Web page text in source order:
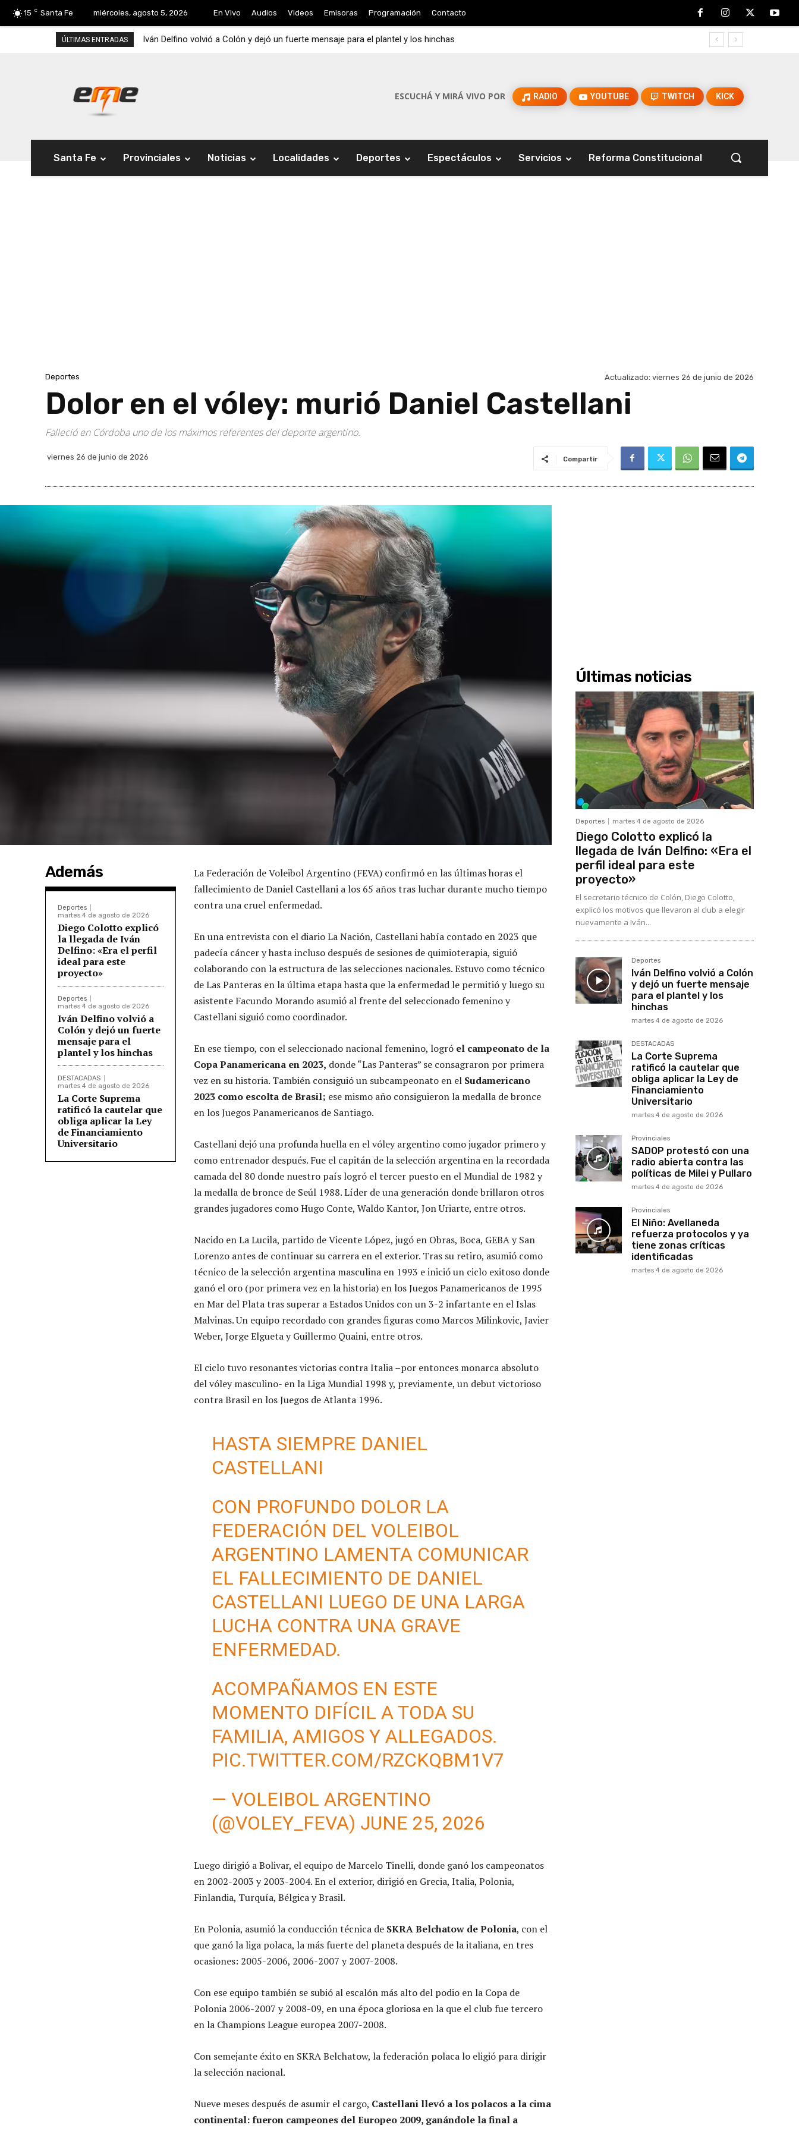
15 C Santa Fe miércoles, agosto 5, 2026 En Vivo Audios Videos Emisoras Programación Contacto
ÚLTIMAS ENTRADAS Iván Delfino volvió a Colón y dejó un fuerte mensaje para el plantel y los hinchas
ESCUCHÁ Y MIRÁ VIVO POR RADIO YOUTUBE TWITCH KICK
Santa Fe Provinciales Noticias Localidades Deportes Espectáculos Servicios Reforma Constitucional
Deportes Actualizado: viernes 26 de junio de 2026
Dolor en el vóley: murió Daniel Castellani
Falleció en Córdoba uno de los máximos referentes del deporte argentino.
viernes 26 de junio de 2026 Compartir
Además
Deportes
martes 4 de agosto de 2026
Diego Colotto explicó
la llegada de Iván
Delfino: «Era el perfil
ideal para este
proyecto»
Deportes
martes 4 de agosto de 2026
Iván Delfino volvió a
Colón y dejó un fuerte
mensaje para el
plantel y los hinchas
DESTACADAS
martes 4 de agosto de 2026
La Corte Suprema
ratificó la cautelar que
obliga aplicar la Ley
de Financiamiento
Universitario
La Federación de Voleibol Argentino (FEVA) confirmó en las últimas horas el
fallecimiento de Daniel Castellani a los 65 años tras luchar durante mucho tiempo
contra una cruel enfermedad.
En una entrevista con el diario La Nación, Castellani había contado en 2023 que
padecía cáncer y hasta incluso después de sesiones de quimioterapia, siguió
colaborando con la estructura de las selecciones nacionales. Estuvo como técnico
de Las Panteras en la última etapa hasta que la enfermedad le permitió y luego su
asistente Facundo Morando asumió al frente del seleccionado femenino y
Castellani siguió como coordinador.
En ese tiempo, con el seleccionado nacional femenino, logró el campeonato de la
Copa Panamericana en 2023, donde “Las Panteras” se consagraron por primera
vez en su historia. También consiguió un subcampeonato en el Sudamericano
2023 como escolta de Brasil; ese mismo año consiguieron la medalla de bronce
en los Juegos Panamericanos de Santiago.
Castellani dejó una profunda huella en el vóley argentino como jugador primero y
como entrenador después. Fue el capitán de la selección argentina en la recordada
camada del 80 donde nuestro país logró el tercer puesto en el Mundial de 1982 y
la medalla de bronce de Seúl 1988. Líder de una generación donde brillaron otros
grandes jugadores como Hugo Conte, Waldo Kantor, Jon Uriarte, entre otros.
Nacido en La Lucila, partido de Vicente López, jugó en Obras, Boca, GEBA y San
Lorenzo antes de continuar su carrera en el exterior. Tras su retiro, asumió como
técnico de la selección argentina masculina en 1993 e inició un ciclo exitoso donde
ganó el oro (por primera vez en la historia) en los Juegos Panamericanos de 1995
en Mar del Plata tras superar a Estados Unidos con un 3-2 infartante en el Islas
Malvinas. Un equipo recordado con grandes figuras como Marcos Milinkovic, Javier
Weber, Jorge Elgueta y Guillermo Quaini, entre otros.
El ciclo tuvo resonantes victorias contra Italia –por entonces monarca absoluto
del vóley masculino- en la Liga Mundial 1998 y, previamente, un debut victorioso
contra Brasil en los Juegos de Atlanta 1996.
HASTA SIEMPRE DANIEL
CASTELLANI
CON PROFUNDO DOLOR LA
FEDERACIÓN DEL VOLEIBOL
ARGENTINO LAMENTA COMUNICAR
EL FALLECIMIENTO DE DANIEL
CASTELLANI LUEGO DE UNA LARGA
LUCHA CONTRA UNA GRAVE
ENFERMEDAD.
ACOMPAÑAMOS EN ESTE
MOMENTO DIFÍCIL A TODA SU
FAMILIA, AMIGOS Y ALLEGADOS.
PIC.TWITTER.COM/RZCKQBM1V7
— VOLEIBOL ARGENTINO
(@VOLEY_FEVA) JUNE 25, 2026
Luego dirigió a Bolivar, el equipo de Marcelo Tinelli, donde ganó los campeonatos
en 2002-2003 y 2003-2004. En el exterior, dirigió en Grecia, Italia, Polonia,
Finlandia, Turquía, Bélgica y Brasil.
En Polonia, asumió la conducción técnica de SKRA Belchatow de Polonia, con el
que ganó la liga polaca, la más fuerte del planeta después de la italiana, en tres
ocasiones: 2005-2006, 2006-2007 y 2007-2008.
Con ese equipo también se subió al escalón más alto del podio en la Copa de
Polonia 2006-2007 y 2008-09, en una época gloriosa en la que el club fue tercero
en la Champions League europea 2007-2008.
Con semejante éxito en SKRA Belchatow, la federación polaca lo eligió para dirigir
la selección nacional.
Nueve meses después de asumir el cargo, Castellani llevó a los polacos a la cima
continental: fueron campeones del Europeo 2009, ganándole la final a
Últimas noticias
Deportes martes 4 de agosto de 2026
Diego Colotto explicó la
llegada de Iván Delfino: «Era el
perfil ideal para este
proyecto»
El secretario técnico de Colón, Diego Colotto,
explicó los motivos que llevaron al club a elegir
nuevamente a Iván...
Deportes
Iván Delfino volvió a Colón
y dejó un fuerte mensaje
para el plantel y los
hinchas
martes 4 de agosto de 2026
DESTACADAS
La Corte Suprema
ratificó la cautelar que
obliga aplicar la Ley de
Financiamiento
Universitario
martes 4 de agosto de 2026
Provinciales
SADOP protestó con una
radio abierta contra las
políticas de Milei y Pullaro
martes 4 de agosto de 2026
Provinciales
El Niño: Avellaneda
refuerza protocolos y ya
tiene zonas críticas
identificadas
martes 4 de agosto de 2026